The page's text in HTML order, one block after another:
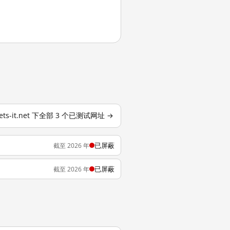
it.net 下全部 3 个已测试网址 →
截至 2026 年 已屏蔽
截至 2026 年 已屏蔽